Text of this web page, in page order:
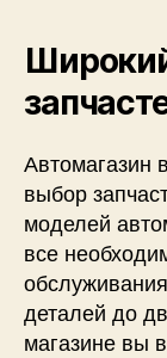
Автомагазин
выбор
моделей
все
деталей до
магазине вы